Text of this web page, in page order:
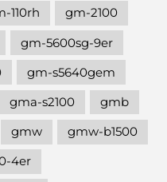
110rh
gm-2100
gm-5600sg-9er
gm-s5640gem
gma-s2100
gmb
gmw
gmw-b1500
4er